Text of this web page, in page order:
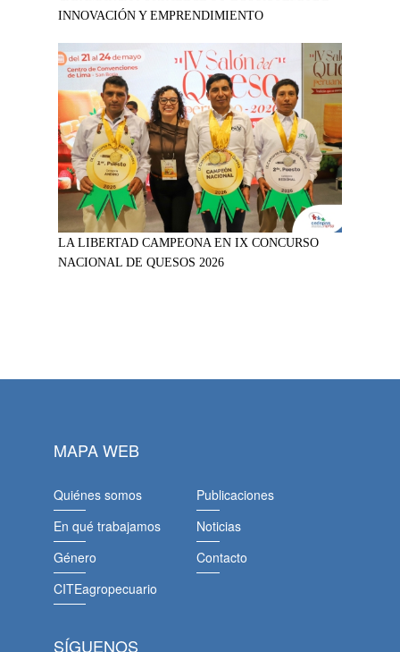
INNOVACIÓN Y EMPRENDIMIENTO
LA LIBERTAD CAMPEONA EN IX CONCURSO
NACIONAL DE QUESOS 2026
MAPA WEB
Quiénes somos
En qué trabajamos
Género
CITEagropecuario
Publicaciones
Noticias
Contacto
SÍGUENOS